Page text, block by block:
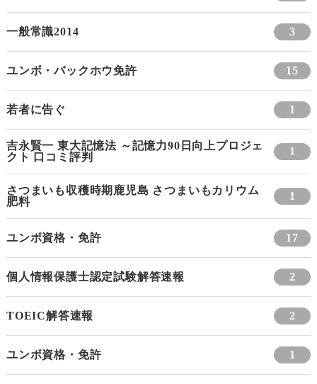
一般常識2014 3
ユンボ・バックホウ免許 15
若者に告ぐ 1
吉永賢一 東大記憶法 ～記憶力90日向上プロジェ
クト 口コミ評判
1
さつまいも収穫時期鹿児島 さつまいもカリウム
肥料
1
ユンボ資格・免許 17
個人情報保護士認定試験解答速報 2
TOEIC解答速報 2
ユンボ資格・免許 1